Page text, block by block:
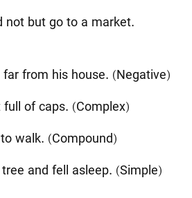
not but go to a market.
from his house. (Negative)
of caps. (Complex)
walk. (Compound)
and fell asleep. (Simple)